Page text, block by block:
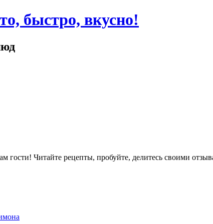
быстро, вкусно!
Читайте рецепты, пробуйте, делитесь своими